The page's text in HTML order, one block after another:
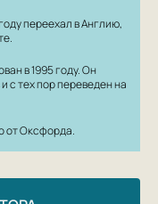
переехал в Англию,
в 1995 году. Он
с тех пор переведен на
от Оксфорда.